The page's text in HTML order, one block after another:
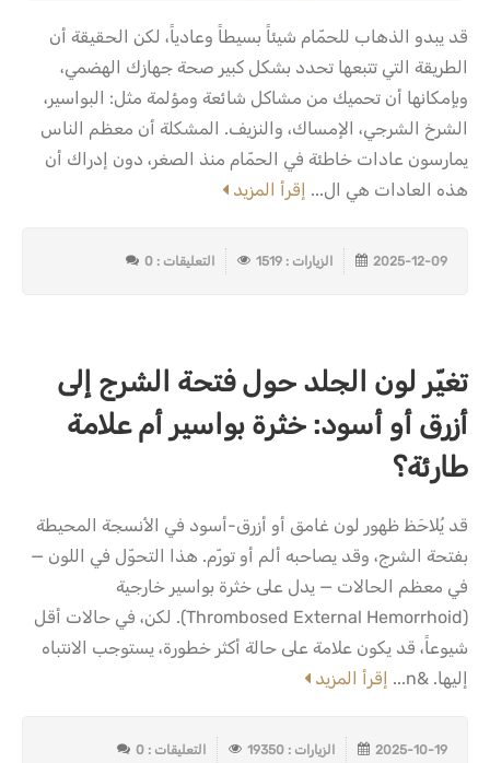
قد يبدو الذهاب للحمّام شيئاً بسيطاً وعادياً، لكن الحقيقة أن
الطريقة التي تتبعها تحدد بشكل كبير صحة جهازك الهضمي،
وبإمكانها أن تحميك من مشاكل شائعة ومؤلمة مثل: البواسير،
الشرخ الشرجي، الإمساك، والنزيف. المشكلة أن معظم الناس
يمارسون عادات خاطئة في الحمّام منذ الصغر، دون إدراك أن
هذه العادات هي ال... إقرأ المزيد
2025-12-09 الزيارات : 1519 التعليقات : 0
تغيّر لون الجلد حول فتحة الشرج إلى
أزرق أو أسود: خثرة بواسير أم علامة
طارئة؟
قد يُلاحَظ ظهور لون غامق أو أزرق-أسود في الأنسجة المحيطة
بفتحة الشرج، وقد يصاحبه ألم أو تورّم. هذا التحوّل في اللون —
في معظم الحالات — يدل على خثرة بواسير خارجية
(Thrombosed External Hemorrhoid). لكن، في حالات أقل
شيوعاً، قد يكون علامة على حالة أكثر خطورة، يستوجب الانتباه
إليها. &n...
إقرأ المزيد
2025-10-19 الزيارات : 19350 التعليقات : 0